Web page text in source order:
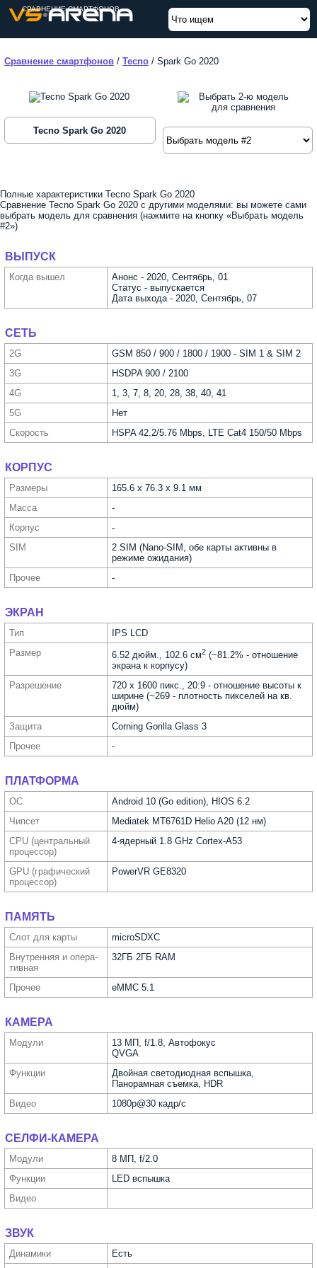
СРАВНЕНИЕ СМАРТФОНОВ
Сравнение смартфонов / Tecno / Spark Go 2020
Tecno Spark Go 2020
Полные характеристики Tecno Spark Go 2020
Сравнение Tecno Spark Go 2020 с другими моделями: вы можете сами
выбрать модель для сравнения (нажмите на кнопку «Выбрать модель
#2»)
ВЫПУСК
Когда вышел
Анонс - 2020, Сентябрь, 01
Статус - выпускается
Дата выхода - 2020, Сентябрь, 07
СЕТЬ
2G
GSM 850 / 900 / 1800 / 1900 - SIM 1 & SIM 2
3G
HSDPA 900 / 2100
4G
1, 3, 7, 8, 20, 28, 38, 40, 41
5G
Нет
Скорость
HSPA 42.2/5.76 Mbps, LTE Cat4 150/50 Mbps
КОРПУС
Размеры
165.6 x 76.3 x 9.1 мм
Масса
-
Корпус
-
SIM
2 SIM (Nano-SIM, обе карты активны в
режиме ожидания)
Прочее
-
ЭКРАН
Тип
IPS LCD
Размер
6.52 дюйм., 102.6 см2 (~81.2% - отношение
экрана к корпусу)
Разре­шение
720 x 1600 пикс., 20:9 - отношение высоты к
ширине (~269 - плотность пикселей на кв.
дюйм)
Защита
Corning Gorilla Glass 3
Прочее
-
ПЛАТФОРМА
ОС
Android 10 (Go edition), HIOS 6.2
Чипсет
Mediatek MT6761D Helio A20 (12 нм)
CPU (централь­ный
процес­сор)
4-ядерный 1.8 GHz Cortex-A53
GPU (графи­ческий
процес­сор)
PowerVR GE8320
ПАМЯТЬ
Слот для карты
microSDXC
Внутрен­няя и опера­
тивная
32ГБ 2ГБ RAM
Прочее eMMC 5.1
КАМЕРА
Модули
13 МП, f/1.8, Автофокус
QVGA
Функ­ции
Двойная светодиодная вспышка,
Панорамная съемка, HDR
Видео
1080p@30 кадр/с
СЕЛФИ-КАМЕРА
Модули
8 МП, f/2.0
Функ­ции
LED вспышка
Видео
ЗВУК
Динамики Есть